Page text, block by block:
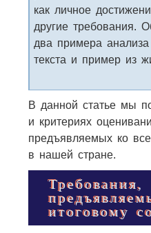
как личное
другие требования.
два примера анализа
текста и пример из
В данной статье мы
и критериях
предъявляемых ко
в нашей стране.
Требования,
итоговому